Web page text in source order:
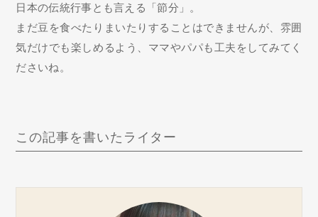
日本の伝統行事とも言える「節分」。
まだ豆を食べたりまいたりすることはできませんが、雰囲
気だけでも楽しめるよう、ママやパパも工夫をしてみてく
ださいね。
この記事を書いたライター